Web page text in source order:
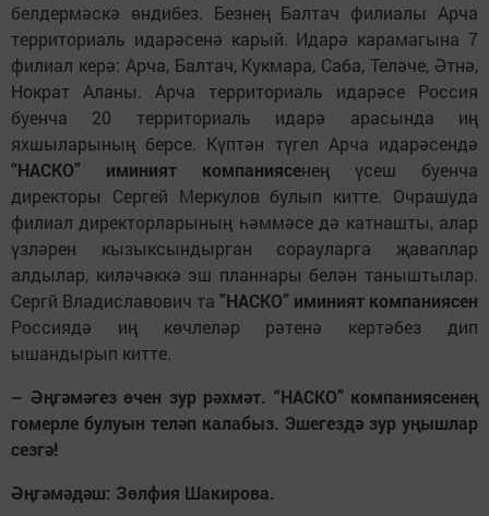
белдермәскә өндибез. Безнең Балтач филиалы Арча
территориаль идарәсенә карый. Идарә карамагына 7
филиал керә: Арча, Балтач, Кукмара, Саба, Теләче, Әтнә,
Нократ Аланы. Арча территориаль идарәсе Россия
буенча 20 территориаль идарә арасында иң
яхшыларының берсе. Күптән түгел Арча идарәсендә
“НАСКО” иминият компаниясенең үсеш буенча
директоры Сергей Меркулов булып китте. Очрашуда
филиал директорларының һәммәсе дә катнашты, алар
үзләрен кызыксындырган сорауларга җаваплар
алдылар, киләчәккә эш планнары белән таныштылар.
Сергй Владиславович та ”НАСКО” иминият компаниясен
Россиядә иң көчлеләр рәтенә кертәбез дип
ышандырып китте.
– Әңгәмәгез өчен зур рәхмәт. “НАСКО” компаниясенең
гомерле булуын теләп калабыз. Эшегездә зур уңышлар
сезгә!
Әңгәмәдәш: Зөлфия Шакирова.